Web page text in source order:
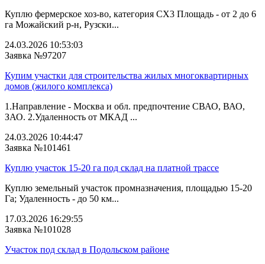
Куплю фермерское хоз-во, категория СХ3 Площадь - от 2 до 6
га Можайский р-н, Рузски...
24.03.2026 10:53:03
Заявка №97207
Купим участки для строительства жилых многоквартирных
домов (жилого комплекса)
1.Направление - Москва и обл. предпочтение СВАО, ВАО,
ЗАО. 2.Удаленность от МКАД ...
24.03.2026 10:44:47
Заявка №101461
Куплю участок 15-20 га под склад на платной трассе
Куплю земельный участок промназначения, площадью 15-20
Га; Удаленность - до 50 км...
17.03.2026 16:29:55
Заявка №101028
Участок под склад в Подольском районе